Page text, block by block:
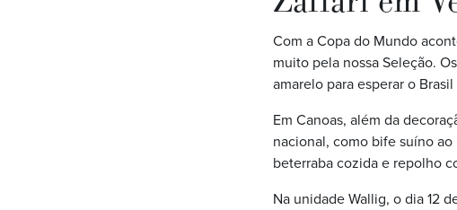
Com a Copa do Mundo
muito pela nossa Seleção.
amarelo para esperar o
Em Canoas, além da
nacional, como bife suíno
beterraba cozida e repolho
Na unidade Wallig, o dia 12